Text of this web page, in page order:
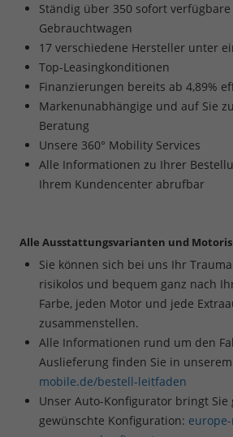
Ständig über 350 sofort
Gebrauchtwagen
17 verschiedene Hersteller unter
Top-Leasingkonditionen
Finanzierungen bereits ab 4,89%
Markenunabhängige und auf Sie
Beratung
Unsere 360° Mobility Services
Alle Informationen zu Ihrer
Ihrem Kundencenter abrufbar
Alle Ausstattungsvarianten und
Sie können sich bei uns Ihr
risikolos und bequem ganz nach
Farbe, jeden Motor und jede
zusammenstellen.
Alle Informationen rund um den
Auslieferung finden Sie in unserem
mobile.de/bestell-leitfaden
Unser Auto-Konfigurator bringt Sie
gewünschte Konfiguration: